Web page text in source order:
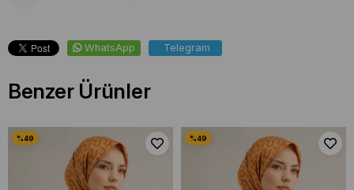
WhatsApp Telegram
Benzer Ürünler